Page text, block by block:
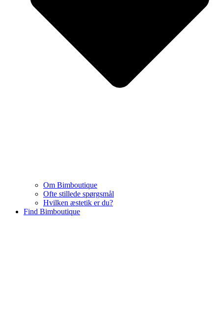
Om Bimboutique
Ofte stillede spørgsmål
Hvilken æstetik er du?
Find Bimboutique